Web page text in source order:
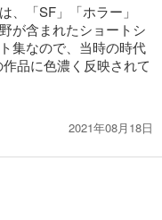
、「SF」「ホラー」
が含まれたショートシ
集なので、当時の時代
品に色濃く反映されて
2021年08月18日